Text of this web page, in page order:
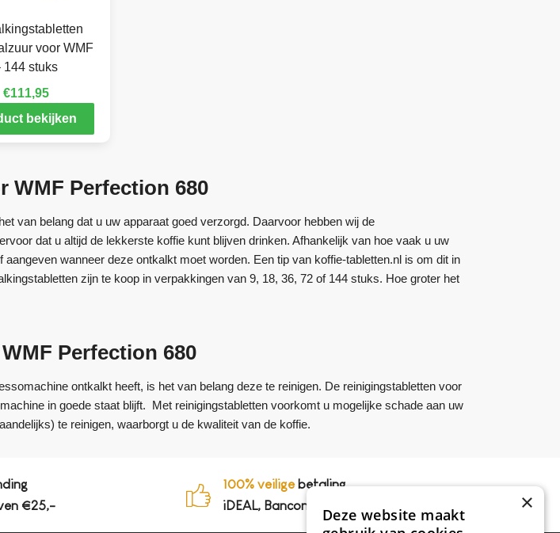
voor WMF
144 stuks
€111,95
bekijken
WMF Perfection 680
van belang dat u uw apparaat goed verzorgd. Daarvoor hebben wij de
dat u altijd de lekkerste koffie kunt blijven drinken. Afhankelijk van hoe vaak u uw
wanneer deze ontkalkt moet worden. Een tip van koffie-tabletten.nl is om dit in
zijn te koop in verpakkingen van 9, 18, 36, 72 of 144 stuks. Hoe groter het
Perfection 680
ontkalkt heeft, is het van belang deze te reinigen. De reinigingstabletten voor
in goede staat blijft. Met reinigingstabletten voorkomt u mogelijke schade aan uw
te reinigen, waarborgt u de kwaliteit van de koffie.
€25,-
100% veiligebetaling,
iDEAL, Bancontact en op rekening
×
Deze website maakt